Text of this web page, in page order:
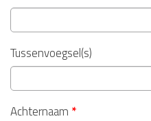
Tussenvoegsel(s)
Achternaam *